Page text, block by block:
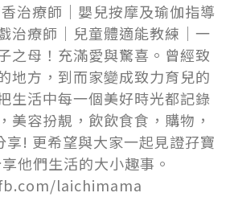
治療師｜嬰兒按摩及瑜伽指導
治療師｜兒童體適能教練｜一
之母！充滿愛與驚喜。曾經致
地方，到而家變成致力育兒的
生活中每一個美好時光都記錄
美容扮靚，飲飲食食，購物，
享! 更希望與大家一起見證孖寶
他們生活的大小趣事。
laichimama